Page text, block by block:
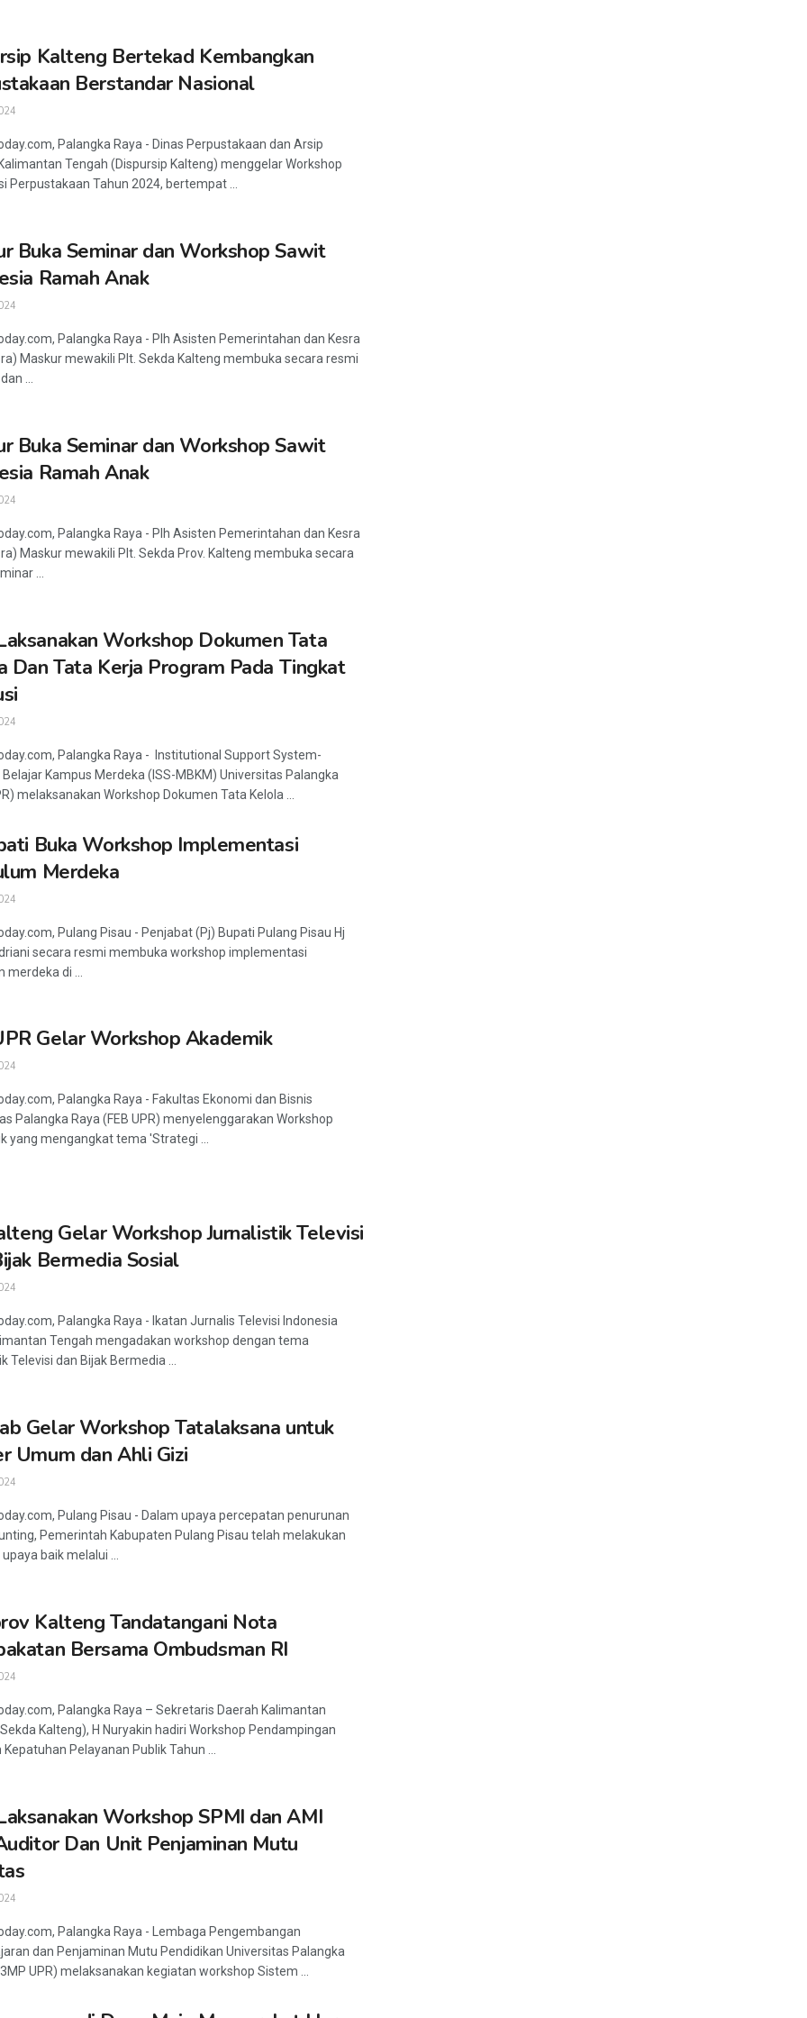
Kalteng Bertekad Kembangkan
Berstandar Nasional
Palangka Raya - Dinas Perpustakaan dan Arsip
Tengah (Dispursip Kalteng) menggelar Workshop
Perpustakaan Tahun 2024, bertempat ...
Buka Seminar dan Workshop Sawit
Ramah Anak
Palangka Raya - Plh Asisten Pemerintahan dan Kesra
Maskur mewakili Plt. Sekda Kalteng membuka secara resmi
...
Buka Seminar dan Workshop Sawit
Ramah Anak
Palangka Raya - Plh Asisten Pemerintahan dan Kesra
Maskur mewakili Plt. Sekda Prov. Kalteng membuka secara
...
Workshop Dokumen Tata
Dan Tata Kerja Program Pada Tingkat
Palangka Raya - Institutional Support System-
Kampus Merdeka (ISS-MBKM) Universitas Palangka
melaksanakan Workshop Dokumen Tata Kelola ...
Buka Workshop Implementasi
Merdeka
Pulang Pisau - Penjabat (Pj) Bupati Pulang Pisau Hj
secara resmi membuka workshop implementasi
merdeka di ...
Gelar Workshop Akademik
Palangka Raya - Fakultas Ekonomi dan Bisnis
Palangka Raya (FEB UPR) menyelenggarakan Workshop
yang mengangkat tema 'Strategi ...
Gelar Workshop Jurnalistik Televisi
Bermedia Sosial
Palangka Raya - Ikatan Jurnalis Televisi Indonesia
Tengah mengadakan workshop dengan tema
Televisi dan Bijak Bermedia ...
Gelar Workshop Tatalaksana untuk
Umum dan Ahli Gizi
Pulang Pisau - Dalam upaya percepatan penurunan
Pemerintah Kabupaten Pulang Pisau telah melakukan
baik melalui ...
Kalteng Tandatangani Nota
Bersama Ombudsman RI
Palangka Raya – Sekretaris Daerah Kalimantan
Kalteng), H Nuryakin hadiri Workshop Pendampingan
Pelayanan Publik Tahun ...
Workshop SPMI dan AMI
Dan Unit Penjaminan Mutu
Palangka Raya - Lembaga Pengembangan
dan Penjaminan Mutu Pendidikan Universitas Palangka
UPR) melaksanakan kegiatan workshop Sistem ...